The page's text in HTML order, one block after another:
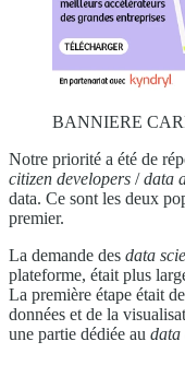
BANNIERE
Notre priorité a été de
citizen developers /data
data. Ce sont les deux
premier.
La demande des data
plateforme, était plus
La première étape était
données et de la
une partie dédiée au data